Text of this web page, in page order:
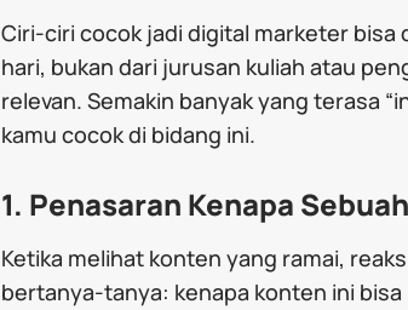
Ciri-ciri cocok jadi digital marketer bisa
hari, bukan dari jurusan kuliah atau
relevan. Semakin banyak yang terasa
kamu cocok di bidang ini.
1. Penasaran Kenapa
Ketika melihat konten yang ramai,
bertanya-tanya: kenapa konten ini